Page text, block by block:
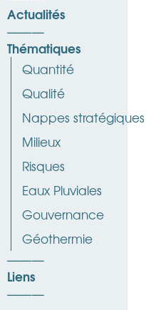
Actualités
Thématiques
Quantité
Qualité
Nappes stratégiques
Milieux
Risques
Eaux Pluviales
Gouvernance
Géothermie
Liens